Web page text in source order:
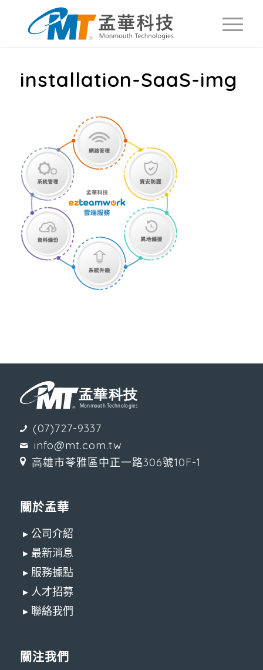
installation-SaaS-img
(07)727-9337
info@mt.com.tw
高雄市苓雅區中正一路306號10F-1
關於孟華
▸ 公司介紹
▸ 最新消息
▸ 服務據點
▸ 人才招募
▸ 聯絡我們
關注我們